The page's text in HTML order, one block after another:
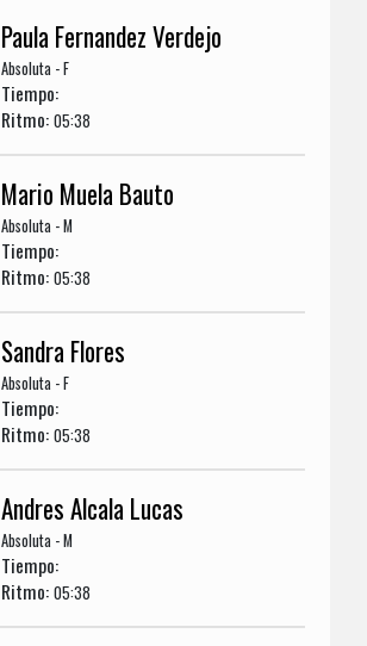
Paula Fernandez Verdejo
Absoluta - F
Tiempo:
Ritmo:05:38
Mario Muela Bauto
Absoluta - M
Tiempo:
Ritmo:05:38
Sandra Flores
Absoluta - F
Tiempo:
Ritmo:05:38
Andres Alcala Lucas
Absoluta - M
Tiempo:
Ritmo:05:38